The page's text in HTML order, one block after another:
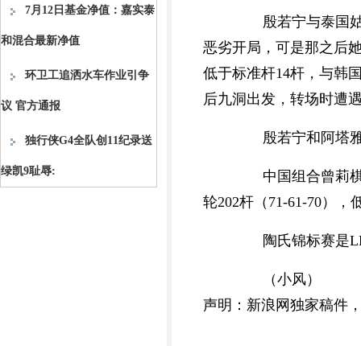
7月12日基金净值：嘉实泰
和混合最新净值
环卫工追洒水车作业引争
议 官方通报
独行侠G4全队创11纪录送
绿凯9耻辱:
殷若宁与泰国姑
恶劣开局，可是那之后
低于标准杆14杆，与韩
后九洞出发，转场时遭
殷若宁和阿塔雅
中国组合曾莉棋/
轮202杆（71-61-70），
陶氏锦标赛是
（小风）
声明：新浪网独家稿件